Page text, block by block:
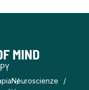
Neuroscienze